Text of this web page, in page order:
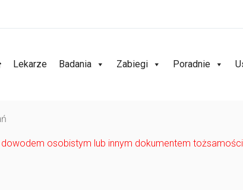
Lekarze Badania Zabiegi Poradnie
osobistym lub innym dokumentem